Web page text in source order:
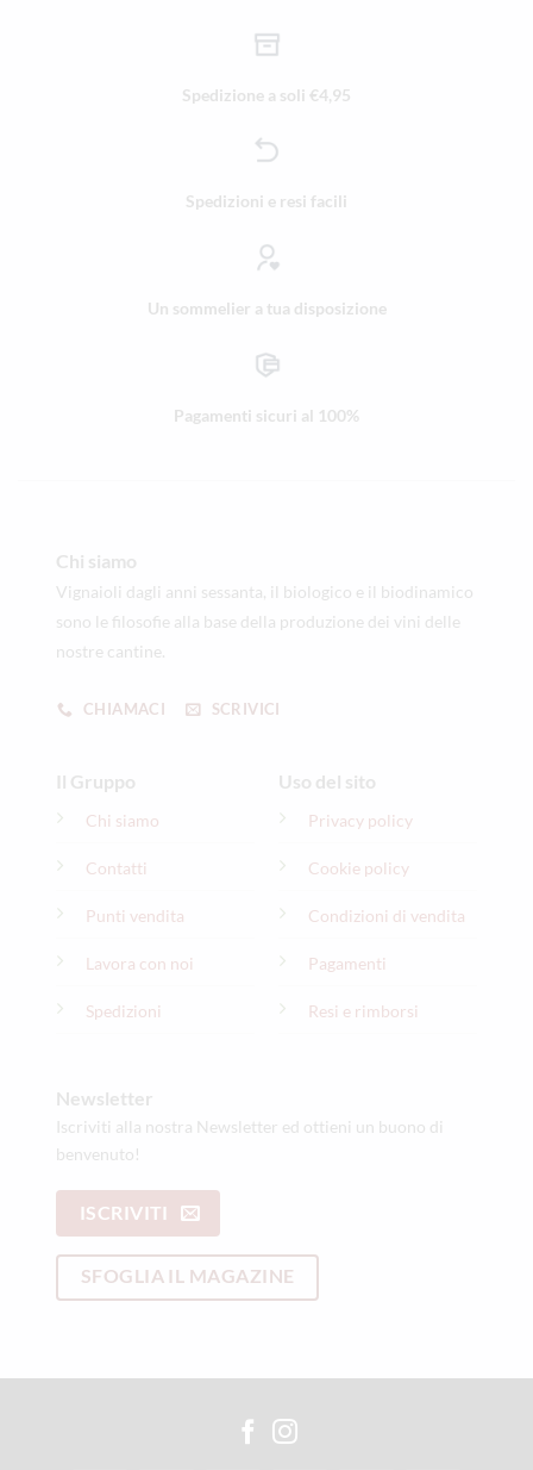
Spedizione a soli €4,95
Spedizioni e resi facili
Un sommelier a tua disposizione
Pagamenti sicuri al 100%
Chi siamo
Vignaioli dagli anni sessanta, il biologico e il biodinamico
sono le filosofie alla base della produzione dei vini delle
nostre cantine.
CHIAMACI SCRIVICI
Il Gruppo
Chi siamo
Contatti
Punti vendita
Lavora con noi
Spedizioni
Uso del sito
Privacy policy
Cookie policy
Condizioni di vendita
Pagamenti
Resi e rimborsi
Newsletter
Iscriviti alla nostra Newsletter ed ottieni un buono di
benvenuto!
ISCRIVITI
SFOGLIA IL MAGAZINE